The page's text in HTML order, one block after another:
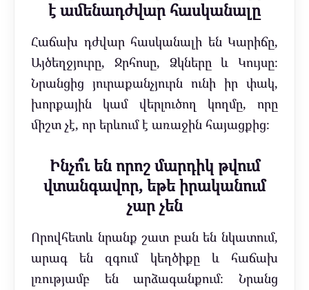
է ամենադժվար հասկանալը
Հաճախ դժվար հասկանալի են Կարիճը,
Այծեղջյուրը, Ջրհոսը, Ձկները և Կույսը։
Նրանցից յուրաքանչյուրն ունի իր փակ,
խորքային կամ վերլուծող կողմը, որը
միշտ չէ, որ երևում է առաջին հայացքից։
Ինչո՞ւ են որոշ մարդիկ թվում
վտանգավոր, եթե իրականում
չար չեն
Որովհետև նրանք շատ բան են նկատում,
արագ են զգում կեղծիքը և հաճախ
լռությամբ են արձագանքում։ Նրանց